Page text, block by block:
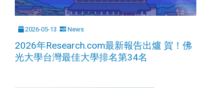
2026-05-13 News
2026年Research.com最新報告出爐 賀！佛
光大學台灣最佳大學排名第34名